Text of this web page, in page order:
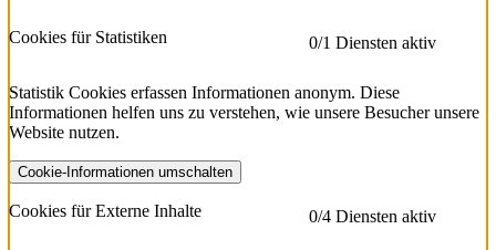
Cookies für Statistiken 0/1 Diensten aktiv
Statistik Cookies erfassen Informationen anonym. Diese
Informationen helfen uns zu verstehen, wie unsere Besucher unsere
Website nutzen.
Cookie-Informationen umschalten
Cookies für Externe Inhalte 0/4 Diensten aktiv